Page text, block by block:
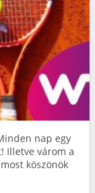
nap egy
Illetve várom a
köszönök